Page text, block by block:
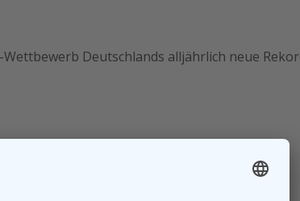
Deutschlands alljährlich neue
berichtet